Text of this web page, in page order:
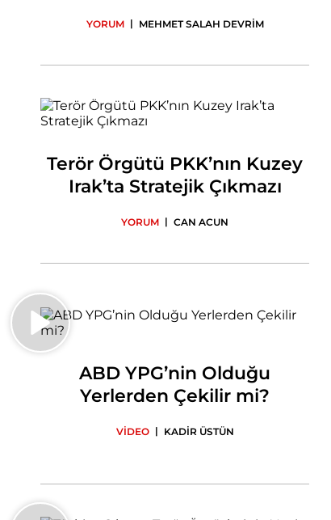
YORUM | MEHMET SALAH DEVRİM
Terör Örgütü PKK’nın Kuzey
Irak’ta Stratejik Çıkmazı
YORUM | CAN ACUN
ABD YPG’nin Olduğu
Yerlerden Çekilir mi?
VİDEO | KADİR ÜSTÜN